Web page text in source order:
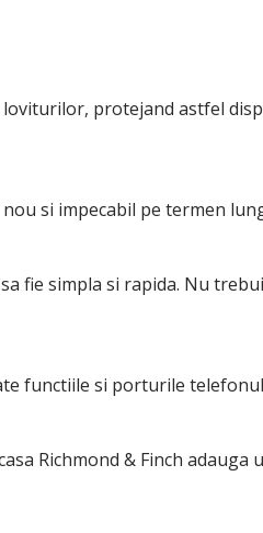
protejand astfel
si impecabil pe termen
fie simpla si rapida. Nu
functiile si porturile
Richmond & Finch